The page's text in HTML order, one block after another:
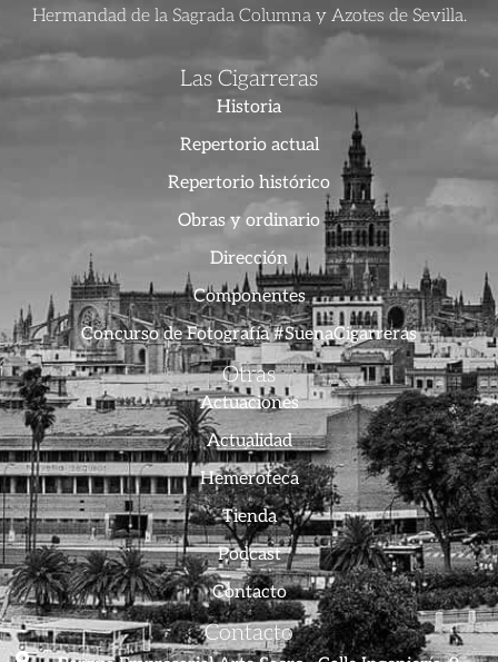
Hermandad de la Sagrada Columna y Azotes de Sevilla.
Las Cigarreras
Historia
Repertorio actual
Repertorio histórico
Obras y ordinario
Dirección
Componentes
Concurso de Fotografía #SuenaCigarreras
Otras
Actuaciones
Actualidad
Hemeroteca
Tienda
Podcast
Contacto
Contacto